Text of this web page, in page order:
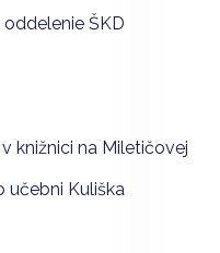
ŠKD
knižnici na Miletičovej
učebni Kuliška